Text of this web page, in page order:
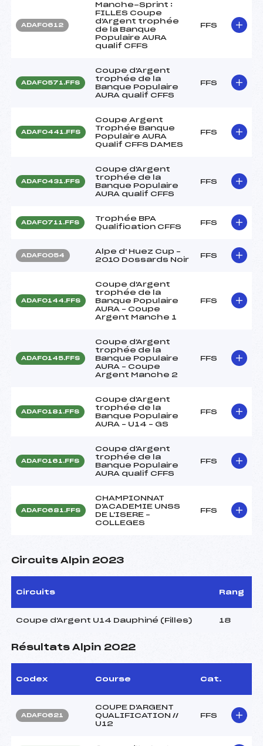
ADAF0612
Manche-Sprint :
FILLES Coupe
d'Argent trophée
de la Banque
Populaire AURA
qualif CFFS
FFS
ADAF0571.FFS
Coupe d'Argent
trophée de la
Banque Populaire
AURA qualif CFFS
FFS
ADAF0441.FFS
Coupe Argent
Trophée Banque
Populaire AURA
Qualif CFFS DAMES
FFS
ADAF0431.FFS
Coupe d'Argent
trophée de la
Banque Populaire
AURA qualif CFFS
FFS
ADAF0711.FFS
Trophée BPA
Qualification CFFS
FFS
ADAF0054
Alpe d' Huez Cup –
2010 Dossards Noir
FFS
ADAF0144.FFS
Coupe d'Argent
trophée de la
Banque Populaire
AURA – Coupe
Argent Manche 1
FFS
ADAF0145.FFS
Coupe d'Argent
trophée de la
Banque Populaire
AURA – Coupe
Argent Manche 2
FFS
ADAF0181.FFS
Coupe d'Argent
trophée de la
Banque Populaire
AURA – U14 – GS
FFS
ADAF0161.FFS
Coupe d'Argent
trophée de la
Banque Populaire
AURA qualif CFFS
FFS
ADAF0681.FFS
CHAMPIONNAT
D'ACADEMIE UNSS
DE L'ISERE –
COLLEGES
FFS
Circuits Alpin 2023
Circuits Rang
Coupe d'Argent U14 Dauphiné (Filles) 18
Résultats Alpin 2022
Codex Course Cat.
ADAF0621
COUPE D'ARGENT
QUALIFICATION //
U12
FFS